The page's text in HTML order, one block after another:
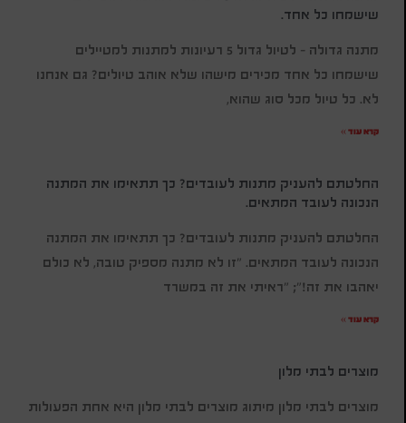
שישמחו כל אחד.
מתנה גדולה – לטיול גדול 5 רעיונות למתנות למטיילים
שישמחו כל אחד מכירים מישהו שלא אוהב טיולים? גם אנחנו
לא. כל טיול מכל סוג שהוא,
קרא עוד »
החלטתם להעניק מתנות לעובדים? כך תתאימו את המתנה
הנכונה לעובד המתאים.
החלטתם להעניק מתנות לעובדים? כך תתאימו את המתנה
הנכונה לעובד המתאים. "זו לא מתנה מספיק טובה, לא כולם
יאהבו את זה!"; "ראיתי את זה במשרד
קרא עוד »
מוצרים לבתי מלון
מוצרים לבתי מלון מיתוג מוצרים לבתי מלון היא אחת הפעולות